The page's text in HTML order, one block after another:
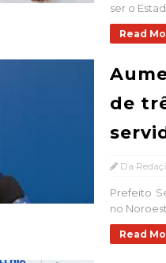
ser o
Read
de
Da
Prefeito
no
Read